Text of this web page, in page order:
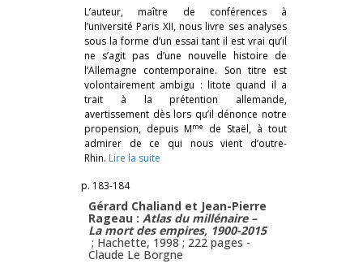
L’auteur, maître de conférences à
l’université Paris XII, nous livre ses analyses
sous la forme d’un essai tant il est vrai qu’il
ne s’agit pas d’une nouvelle histoire de
l’Allemagne contemporaine. Son titre est
volontairement ambigu : litote quand il a
trait à la prétention allemande,
avertissement dès lors qu’il dénonce notre
propension, depuis Mme
de Staël, à tout
admirer de ce qui nous vient d’outre-
Rhin. Lire la suite
p. 183-184
Gérard Chaliand et Jean-Pierre
Rageau : Atlas du millénaire –
La mort des empires, 1900-2015
; Hachette, 1998 ; 222 pages -
Claude Le Borgne